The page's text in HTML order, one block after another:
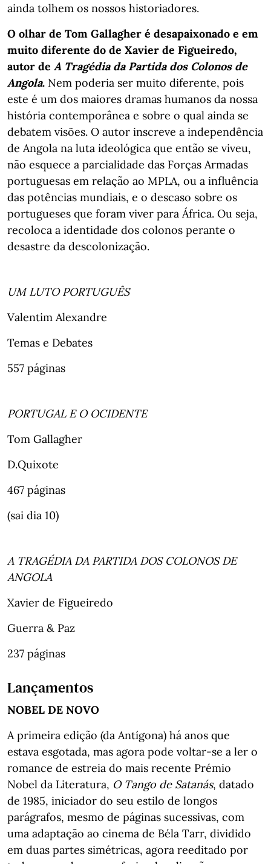
ainda tolhem os nossos historiadores.
O olhar de Tom Gallagher é desapaixonado e em
muito diferente do de Xavier de Figueiredo,
autor de A Tragédia da Partida dos Colonos de
Angola. Nem poderia ser muito diferente, pois
este é um dos maiores dramas humanos da nossa
história contemporânea e sobre o qual ainda se
debatem visões. O autor inscreve a independência
de Angola na luta ideológica que então se viveu,
não esquece a parcialidade das Forças Armadas
portuguesas em relação ao MPLA, ou a influência
das potências mundiais, e o descaso sobre os
portugueses que foram viver para África. Ou seja,
recoloca a identidade dos colonos perante o
desastre da descolonização.
UM LUTO PORTUGUÊS
Valentim Alexandre
Temas e Debates
557 páginas
PORTUGAL E O OCIDENTE
Tom Gallagher
D.Quixote
467 páginas
(sai dia 10)
A TRAGÉDIA DA PARTIDA DOS COLONOS DE
ANGOLA
Xavier de Figueiredo
Guerra & Paz
237 páginas
Lançamentos
NOBEL DE NOVO
A primeira edição (da Antígona) há anos que
estava esgotada, mas agora pode voltar-se a ler o
romance de estreia do mais recente Prémio
Nobel da Literatura, O Tango de Satanás, datado
de 1985, iniciador do seu estilo de longos
parágrafos, mesmo de páginas sucessivas, com
uma adaptação ao cinema de Béla Tarr, dividido
em duas partes simétricas, agora reeditado por